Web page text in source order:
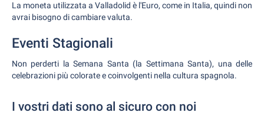
La moneta utilizzata a Valladolid è l'Euro, come in Italia, quindi non
avrai bisogno di cambiare valuta.
Eventi Stagionali
Non perderti la Semana Santa (la Settimana Santa), una delle
celebrazioni più colorate e coinvolgenti nella cultura spagnola.
I vostri dati sono al sicuro con noi